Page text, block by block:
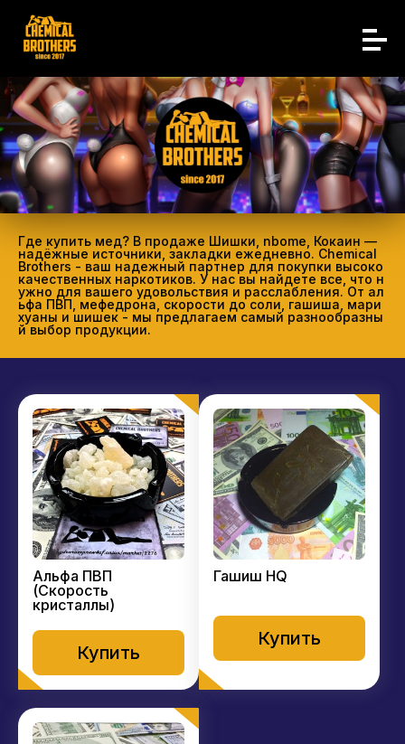
Где купить мед? В продаже Шишки, nbome, Кокаин —
надёжные источники, закладки ежедневно. Chemical
Brothers - ваш надежный партнер для покупки высоко
качественных наркотиков. У нас вы найдете все, что н
ужно для вашего удовольствия и расслабления. От ал
ьфа ПВП, мефедрона, скорости до соли, гашиша, мари
хуаны и шишек - мы предлагаем самый разнообразны
й выбор продукции.
Альфа ПВП
(Скорость
кристаллы)
Купить
Гашиш HQ
Купить